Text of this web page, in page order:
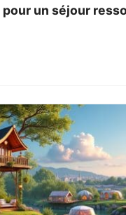
un séjour